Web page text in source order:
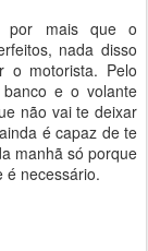
por mais que o
nada disso
o motorista. Pelo
e o volante
não vai te deixar
é capaz de te
manhã só porque
é necessário.